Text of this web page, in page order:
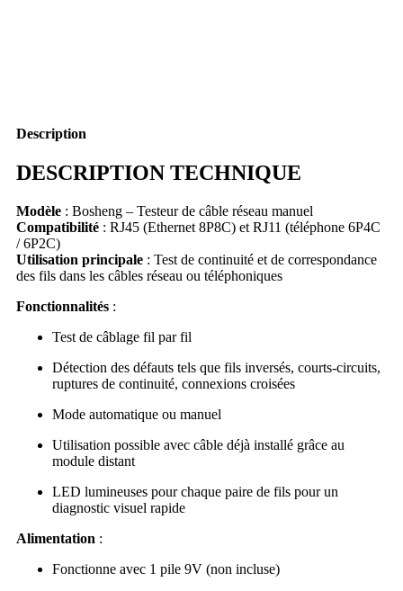
Description
DESCRIPTION TECHNIQUE
Modèle : Bosheng – Testeur de câble réseau manuel
Compatibilité : RJ45 (Ethernet 8P8C) et RJ11 (téléphone 6P4C
/ 6P2C)
Utilisation principale : Test de continuité et de correspondance
des fils dans les câbles réseau ou téléphoniques
Fonctionnalités :
Test de câblage fil par fil
Détection des défauts tels que fils inversés, courts-circuits,
ruptures de continuité, connexions croisées
Mode automatique ou manuel
Utilisation possible avec câble déjà installé grâce au
module distant
LED lumineuses pour chaque paire de fils pour un
diagnostic visuel rapide
Alimentation :
Fonctionne avec 1 pile 9V (non incluse)